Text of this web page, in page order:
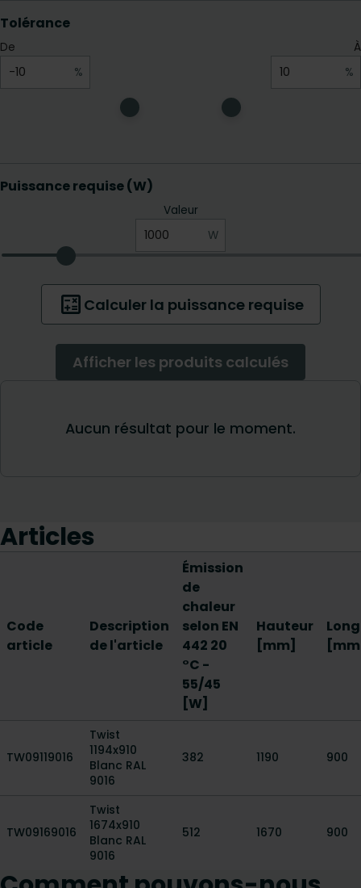
Articles
Code
article
Description
de l'article
Émission
de
chaleur
selon EN
442 20
°C -
55/45
[W]
Hauteur
[mm]
TW09119016
Twist
1194x910
Blanc RAL
9016
382 1190 900
TW09169016
Twist
1674x910
Blanc RAL
9016
512 1670 900